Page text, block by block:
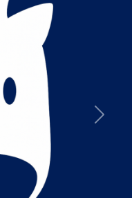
次へ